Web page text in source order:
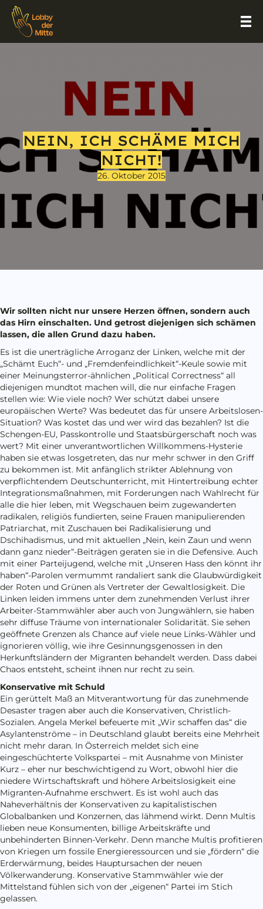
NEIN, ICH SCHÄME MICH
NICHT!
26. Oktober 2015
Wir sollten nicht nur unsere Herzen öffnen, sondern auch
das Hirn einschalten. Und getrost diejenigen sich schämen
lassen, die allen Grund dazu haben.
Es ist die unerträgliche Arroganz der Linken, welche mit der
„Schämt Euch“- und „Fremdenfeindlichkeit“-Keule sowie mit
einer Meinungsterror-ähnlichen „Political Correctness“ all
diejenigen mundtot machen will, die nur einfache Fragen
stellen wie: Wie viele noch? Wer schützt dabei unsere
europäischen Werte? Was bedeutet das für unsere Arbeitslosen-
Situation? Was kostet das und wer wird das bezahlen? Ist die
Schengen-EU, Passkontrolle und Staatsbürgerschaft noch was
wert? Mit einer unverantwortlichen Willkommens-Hysterie
haben sie etwas losgetreten, das nur mehr schwer in den Griff
zu bekommen ist. Mit anfänglich strikter Ablehnung von
verpflichtendem Deutschunterricht, mit Hintertreibung echter
Integrationsmaßnahmen, mit Forderungen nach Wahlrecht für
alle die hier leben, mit Wegschauen beim zugewanderten
radikalen, religiös fundierten, seine Frauen manipulierenden
Patriarchat, mit Zuschauen bei Radikalisierung und
Dschihadismus, und mit aktuellen „Nein, kein Zaun und wenn
dann ganz nieder“-Beiträgen geraten sie in die Defensive. Auch
mit einer Parteijugend, welche mit „Unseren Hass den könnt ihr
haben“-Parolen vermummt randaliert sank die Glaubwürdigkeit
der Roten und Grünen als Vertreter der Gewaltlosigkeit. Die
Linken leiden immens unter dem zunehmenden Verlust ihrer
Arbeiter-Stammwähler aber auch von Jungwählern, sie haben
sehr diffuse Träume von internationaler Solidarität. Sie sehen
geöffnete Grenzen als Chance auf viele neue Links-Wähler und
ignorieren völlig, wie ihre Gesinnungsgenossen in den
Herkunftsländern der Migranten behandelt werden. Dass dabei
Chaos entsteht, scheint ihnen nur recht zu sein.
Konservative mit Schuld
Ein gerüttelt Maß an Mitverantwortung für das zunehmende
Desaster tragen aber auch die Konservativen, Christlich-
Sozialen. Angela Merkel befeuerte mit „Wir schaffen das“ die
Asylantenströme – in Deutschland glaubt bereits eine Mehrheit
nicht mehr daran. In Österreich meldet sich eine
eingeschüchterte Volkspartei – mit Ausnahme von Minister
Kurz – eher nur beschwichtigend zu Wort, obwohl hier die
niedere Wirtschaftskraft und höhere Arbeitslosigkeit eine
Migranten-Aufnahme erschwert. Es ist wohl auch das
Naheverhältnis der Konservativen zu kapitalistischen
Globalbanken und Konzernen, das lähmend wirkt. Denn Multis
lieben neue Konsumenten, billige Arbeitskräfte und
unbehinderten Binnen-Verkehr. Denn manche Multis profitieren
von Kriegen um fossile Energieressourcen und sie „fördern“ die
Erderwärmung, beides Hauptursachen der neuen
Völkerwanderung. Konservative Stammwähler wie der
Mittelstand fühlen sich von der „eigenen“ Partei im Stich
gelassen.